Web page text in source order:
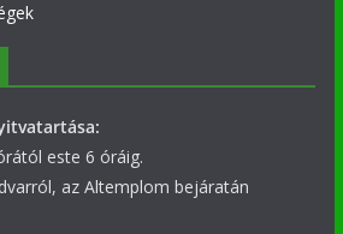
este 6 óráig.
az Altemplom bejáratán